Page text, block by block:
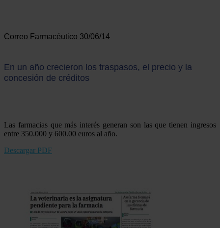
Correo Farmacéutico 30/06/14
En un año crecieron los traspasos, el precio y la
concesión de créditos
Las farmacias que más interés generan son las que tienen ingresos
entre 350.000 y 600.00 euros al año.
Descargar PDF